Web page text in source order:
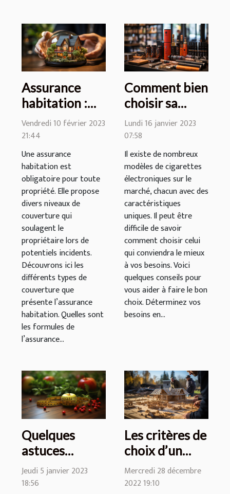
Assurance
habitation :
quelles
garanties
espérer ?
Vendredi 10 février 2023
21:44
Une assurance
habitation est
obligatoire pour toute
propriété. Elle propose
divers niveaux de
couverture qui
soulagent le
propriétaire lors de
potentiels incidents.
Découvrons ici les
différents types de
couverture que
présente l’assurance
habitation. Quelles sont
les formules de
l’assurance...
Comment bien
choisir sa
cigarette
électronique ?
Lundi 16 janvier 2023
07:58
Il existe de nombreux
modèles de cigarettes
électroniques sur le
marché, chacun avec des
caractéristiques
uniques. Il peut être
difficile de savoir
comment choisir celui
qui conviendra le mieux
à vos besoins. Voici
quelques conseils pour
vous aider à faire le bon
choix. Déterminez vos
besoins en...
Quelques
astuces
simples pour
mincir
Jeudi 5 janvier 2023
18:56
Les critères de
choix d’un
constructeur
immobilier
Mercredi 28 décembre
2022 19:10